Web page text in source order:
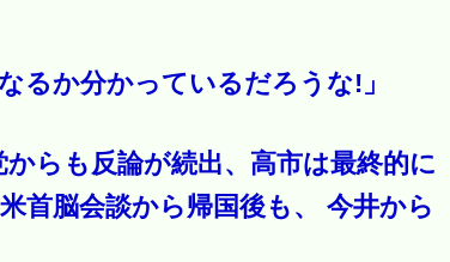
るか分かっているだろうな!」
らも反論が続出、高市は最終的に
首脳会談から帰国後も、 今井から